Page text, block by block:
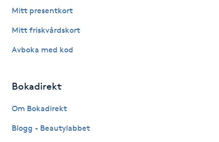
Gelenaglar
Gellack med förstärkning
Gravidmassage
Mitt presentkort
Mitt friskvårdskort
Avboka med kod
Bokadirekt
Om Bokadirekt
Blogg - Beautylabbet